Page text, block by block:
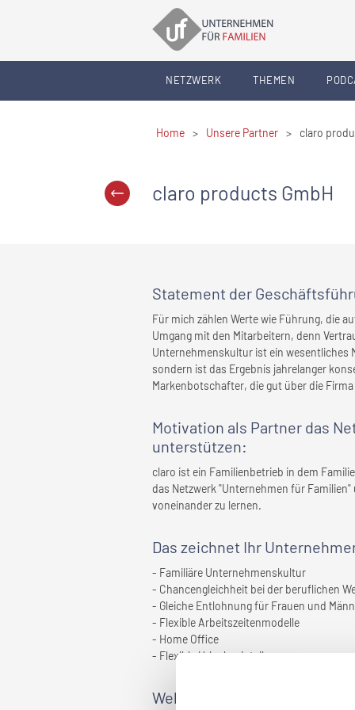
NETZWERK THEMEN
Home > Unsere Partner > claro
claro products GmbH
Statement der
Für mich zählen Werte wie Führung, die
Umgang mit den Mitarbeitern, denn
Unternehmenskultur ist ein wesentliches
sondern ist das Ergebnis jahrelanger
Markenbotschafter, die gut über die
Motivation als Partner das
unterstützen:
claro ist ein Familienbetrieb in dem
das Netzwerk "Unternehmen für
voneinander zu lernen.
Das zeichnet Ihr
- Familiäre Unternehmenskultur
- Chancengleichheit bei der beruflichen
- Gleiche Entlohnung für Frauen und
- Flexible Arbeitszeitenmodelle
- Home Office
- Flexible Urlaubseinteilung
Welche Maßnahmen wurden